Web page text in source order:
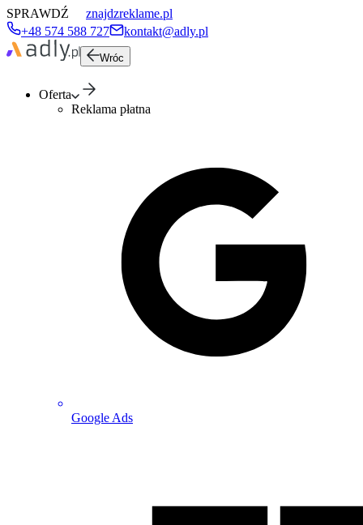
SPRAWDŹ
znajdzreklame.pl
+48 574 588 727
kontakt@adly.pl
Wróc
Oferta
Reklama płatna
Google Ads